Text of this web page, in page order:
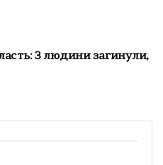
3 людини загинули,